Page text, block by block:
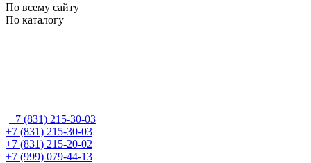
По всему сайту
По каталогу
+7 (831) 215-30-03
+7 (831) 215-30-03
+7 (831) 215-20-02
+7 (999) 079-44-13